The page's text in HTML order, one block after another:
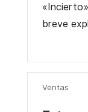
breve
Ventas